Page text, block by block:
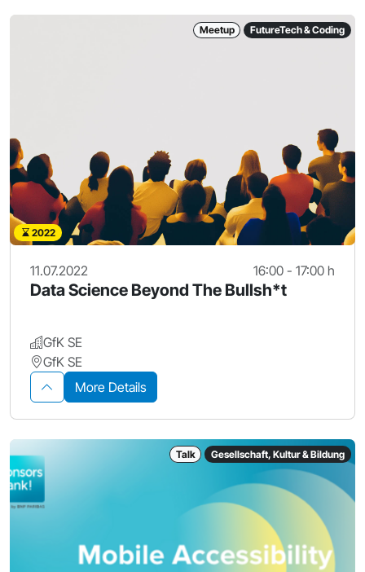
Meetup FutureTech & Coding
2022
11.07.2022 16:00 - 17:00 h
Data Science Beyond The Bullsh*t
GfK SE
GfK SE
More Details
Talk Gesellschaft, Kultur & Bildung